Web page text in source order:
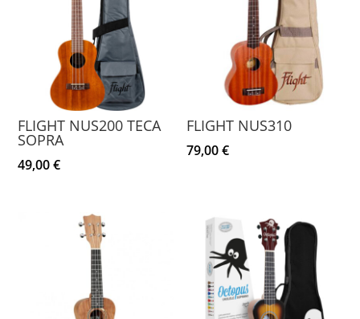
FLIGHT NUS200 TECA
SOPRA
49,00€
FLIGHT NUS310
79,00€